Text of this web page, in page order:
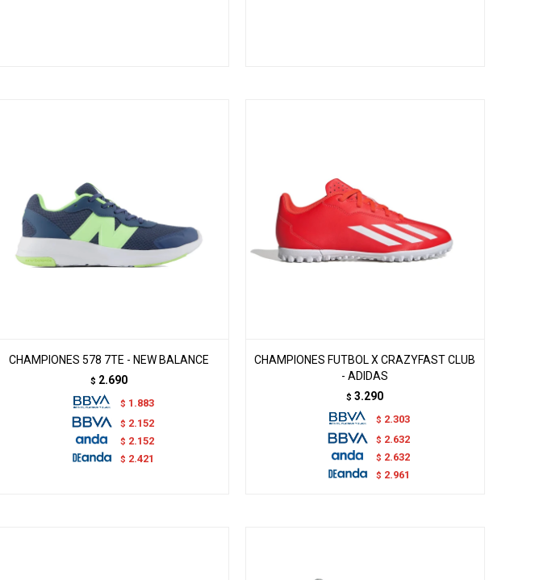
CHAMPIONES 578 7TE - NEW BALANCE
$ 2.690
$ 1.883
$ 2.152
$ 2.152
$ 2.421
CHAMPIONES FUTBOL X CRAZYFAST CLUB
- ADIDAS
$ 3.290
$ 2.303
$ 2.632
$ 2.632
$ 2.961